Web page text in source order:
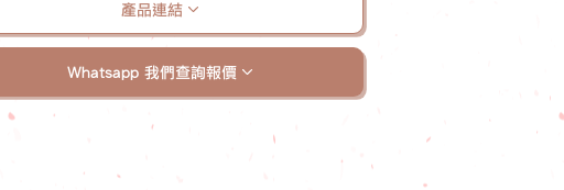
產品連結
Whatsapp 我們查詢報價